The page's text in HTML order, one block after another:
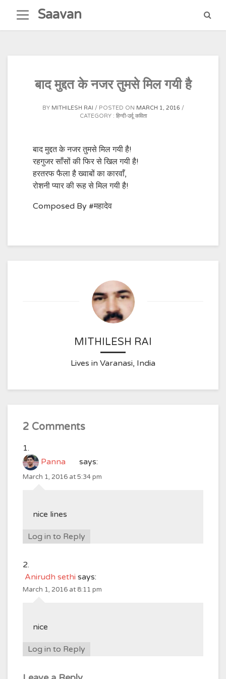
content
Saavan
बाद मुद्दत के नजर तुमसे मिल गयी है
BY MITHILESH RAI POSTED ON MARCH 1, 2016
CATEGORY : हिन्दी-उर्दू कविता
बाद मुद्दत के नजर तुमसे मिल गयी है!
रहगुजर साँसों की फिर से खिल गयी है!
हरतरफ फैला है ख्वाबों का कारवाँ,
रोशनी प्यार की रूह से मिल गयी है!
Composed By #महादेव
MITHILESH RAI
Lives in Varanasi, India
2 Comments
Panna says:
March 1, 2016 at 5:34 pm
nice lines
Log in to Reply
Anirudh sethi says:
March 1, 2016 at 8:11 pm
nice
Log in to Reply